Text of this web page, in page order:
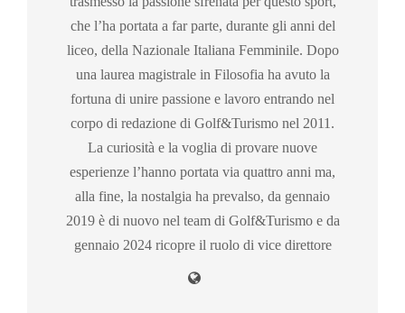
che l’ha portata a far parte, durante gli anni del
liceo, della Nazionale Italiana Femminile. Dopo
una laurea magistrale in Filosofia ha avuto la
fortuna di unire passione e lavoro entrando nel
corpo di redazione di Golf&Turismo nel 2011.
La curiosità e la voglia di provare nuove
esperienze l’hanno portata via quattro anni ma,
alla fine, la nostalgia ha prevalso, da gennaio
2019 è di nuovo nel team di Golf&Turismo e da
gennaio 2024 ricopre il ruolo di vice direttore